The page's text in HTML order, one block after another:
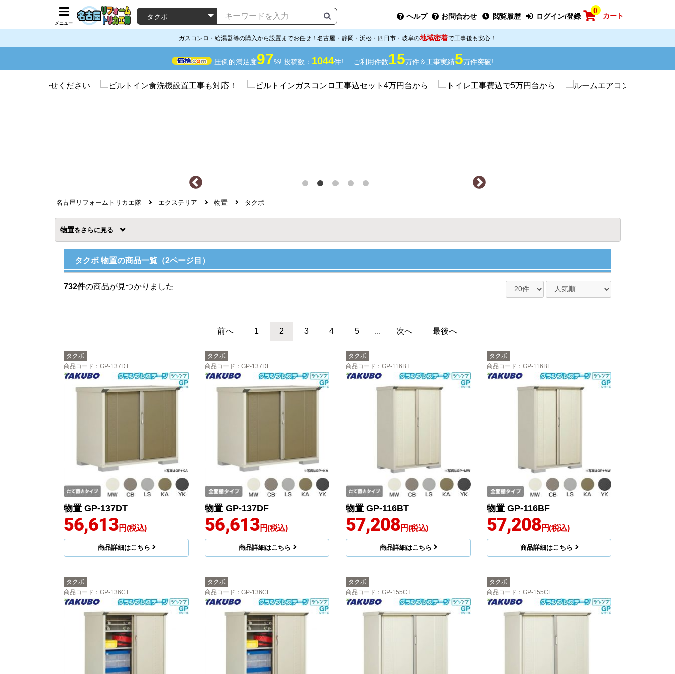
メニュー
ヘルプ お問合わせ 閲覧履歴 ログイン/登録
0
カート
ガスコンロ・給湯器等の購入から設置までお任せ！名古屋・静岡・浜松・四日市・岐阜の地域密着で工事後も安心！
圧倒的満足度97%! 投稿数： 1044件! ご利用件数15万件＆工事実績5万件突破!
名古屋リフォームトリカエ隊 エクステリア 物置 タクボ
物置を
タクボ 物置の商品一覧（2ページ目）
732件の商品が見つかりました
前へ 1 2 3 4 5 ... 次へ 最後へ
タクボ
商品コード ：GP-137DT
物置 GP-137DT
56,613円(税込)
商品詳細はこちら
タクボ
商品コード ：GP-137DF
物置 GP-137DF
56,613円(税込)
商品詳細はこちら
タクボ
商品コード ：GP-116BT
物置 GP-116BT
57,208円(税込)
商品詳細はこちら
タクボ
商品コード ：GP-116BF
物置 GP-116BF
57,208円(税込)
商品詳細はこちら
タクボ
商品コード ：GP-136CT
タクボ
商品コード ：GP-136CF
タクボ
商品コード ：GP-155CT
タクボ
商品コード ：GP-155CF